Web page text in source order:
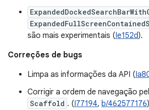
são mais experimentais (Ie152d).
Correções de bugs
Limpa as informações da API (
Corrigir a ordem de navegação
Scaffold . (I77194, b/462577176)